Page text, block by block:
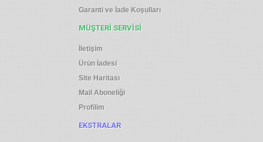
Garanti ve İade Koşulları
MÜŞTERI SERVISI
İletişim
Ürün İadesi
Site Haritası
Mail Aboneliği
Profilim
EKSTRALAR